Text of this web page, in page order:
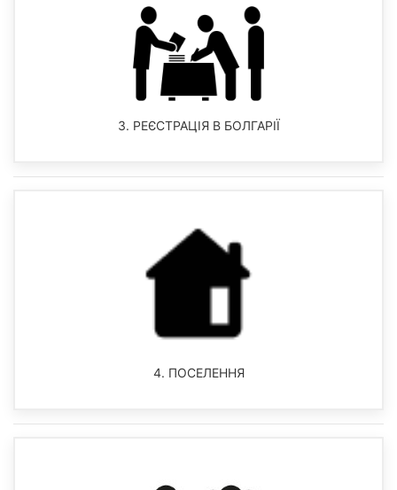
3. РЕЄСТРАЦІЯ В БОЛГАРІЇ
4. ПОСЕЛЕННЯ